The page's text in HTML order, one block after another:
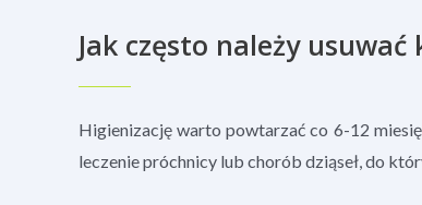
Jak często należy
Higienizację warto powtarzać co 6-12
leczenie próchnicy lub chorób dziąseł, do